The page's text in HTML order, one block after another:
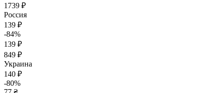
1739 ₽
Россия
139 ₽
-84%
139 ₽
849 ₽
Украина
140 ₽
-80%